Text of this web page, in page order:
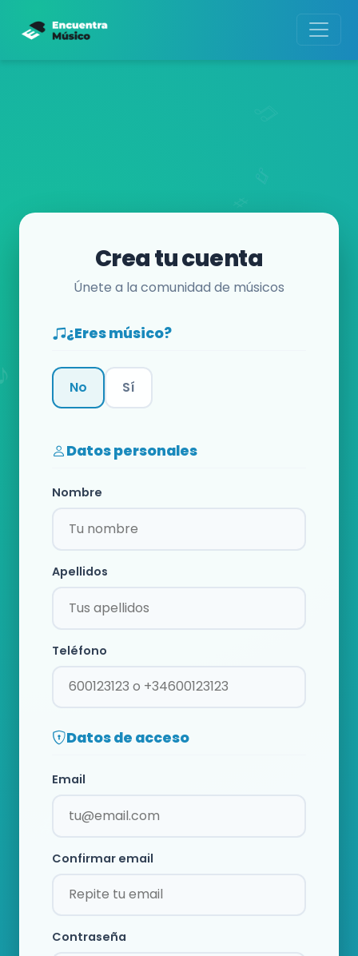
Crea tu cuenta
Únete a la comunidad de músicos
¿Eres músico?
No Sí
Datos personales
Nombre
Apellidos
Teléfono
Datos de acceso
Email
Confirmar email
Contraseña